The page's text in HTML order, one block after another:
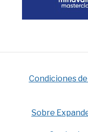
Condiciones
Sobre